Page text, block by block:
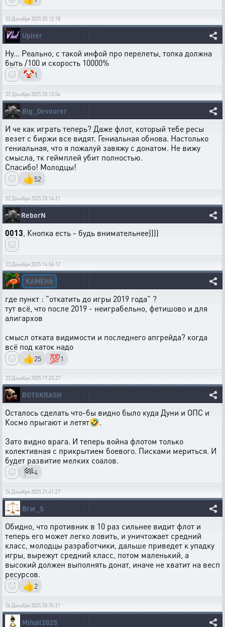
22 Декабря 2025 20:12:18
Upiter
Ну... Реально, с такой инфой про перелеты, топка должна
быть /100 и скорость 10000%
🤡1
22 Декабря 2025 20:13:54
Big_Devourer
И че как играть теперь? Даже флот, который тебе ресы
везет с биржи все видят. Гениальная обнова. Настолько
гениальная, что я пожалуй завяжу с донатом. Не вижу
смысла, тк геймплей убит полностью.
Спасибо! Молодцы!
👍52
22 Декабря 2025 23:14:21
ReborN
0013 , Кнопка есть - будь внимательнее))))
23 Декабря 2025 14:56:12
KAMEHb
где пункт : "откатить до игры 2019 года" ?
тут всё, что после 2019 - неиграбельно, фетишово и для
алигархов
смысл отката видимости и последнего апгрейда? когда
всё под каток надо
👍25 💯1
23 Декабря 2025 17:23:27
BOT0KRASH
Осталось сделать что-бы видно было куда Дуни и ОПС и
Космо прыгают и летят🤣.
Зато видно врага. И теперь война флотом только
колективная с прикрытием боевого. Писками мериться. И
будет развитие мелких соалов.
🏁4
24 Декабря 2025 21:41:27
Brat_S
Обидно, что противник в 10 раз сильнее видит флот и
теперь его может легко ловить, и уничтожает средний
класс, молодцы разработчики, дальше приведет к упадку
игры, вырежут средний класс, потом маленький, а
высокий должен выполнять донат, иначе не хватит на весп
ресурсов.
👍2
26 Декабря 2025 20:35:21
Mihail2025